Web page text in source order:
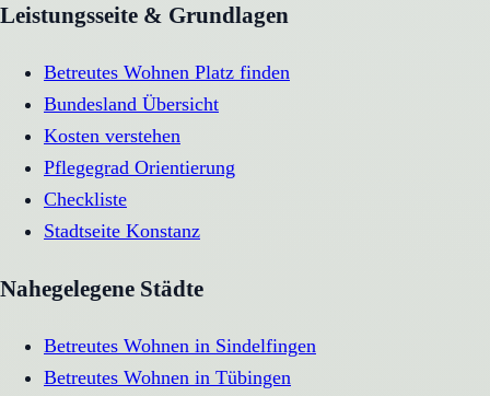
Leistungsseite & Grundlagen
Betreutes Wohnen Platz finden
Bundesland Übersicht
Kosten verstehen
Pflegegrad Orientierung
Checkliste
Stadtseite Konstanz
Nahegelegene Städte
Betreutes Wohnen in Sindelfingen
Betreutes Wohnen in Tübingen